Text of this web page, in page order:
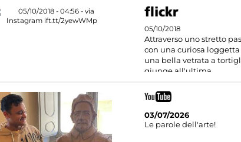
05/10/2018
Attraverso uno stretto
con una curiosa loggetta
una bella vetrata a
giunge all'ultima
03/07/2026
Le parole dell'arte!